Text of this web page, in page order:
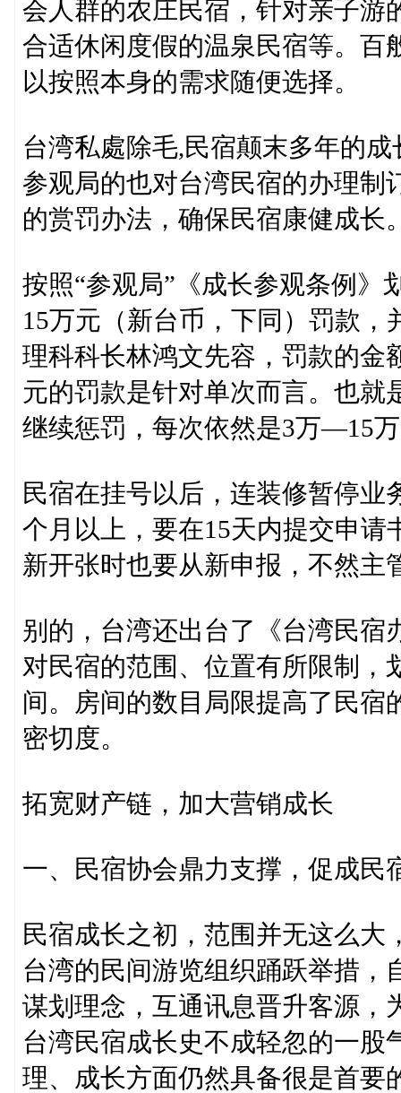
会人群的农庄民宿，针对亲子游
合适休闲度假的温泉民宿等。百
以按照本身的需求随便选择。
台湾私處除毛,民宿颠末多年的
参观局的也对台湾民宿的办理制
的赏罚办法，确保民宿康健成长
按照“参观局”《成长参观条例》
15万元（新台币，下同）罚款
理科科长林鸿文先容，罚款的金
元的罚款是针对单次而言。也就
继续惩罚，每次依然是3万—15
民宿在挂号以后，连装修暂停
个月以上，要在15天内提交申
新开张时也要从新申报，不然主
别的，台湾还出台了《台湾民宿
对民宿的范围、位置有所限制，
间。房间的数目局限提高了民宿
密切度。
‍拓宽财产链，加大营销成长
一、民宿协会鼎力支撑，促成民
民宿成长之初，范围并无这么
台湾的民间游览组织踊跃举措，
谋划理念，互通讯息晋升客源，
台湾民宿成长史不成轻忽的一股
理、成长方面仍然具备很是首要